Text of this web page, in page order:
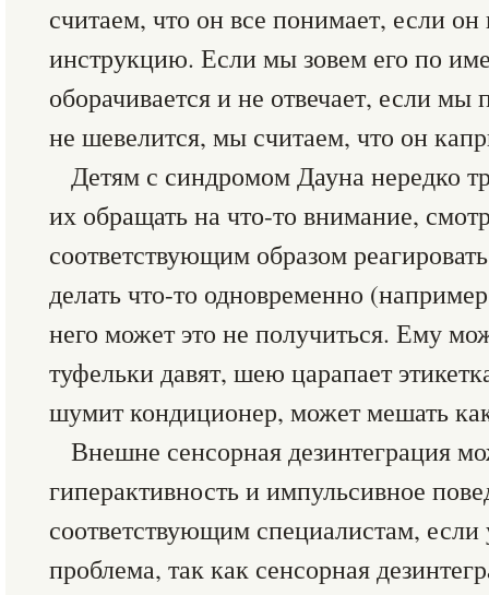
считаем, что он все понимает, если
инструкцию. Если мы зовем его по
оборачивается и не отвечает, если
не шевелится, мы считаем, что он
Детям с синдромом Дауна нередко
их обращать на что-то внимание,
соответствующим образом
делать что-то одновременно
него может это не получиться. Ему
туфельки давят, шею царапает
шумит кондиционер, может мешать
Внешне сенсорная дезинтеграция
гиперактивность и импульсивное
соответствующим специалистам, если
проблема, так как сенсорная